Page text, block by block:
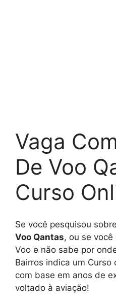
Vaga
De Voo
Curso
Se você pesquisou sobre
Voo Qantas, ou se você
Voo e não sabe por
Bairros indica um
com base em anos de
voltado à aviação!